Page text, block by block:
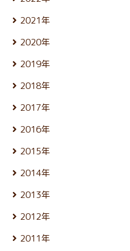
6月 (23)
4月 (25)
3月 (24)
2月 (21)
1月 (22)
8月 (25)
6月 (24)
4月 (25)
3月 (25)
2月 (23)
1月 (21)
11月 (24)
10月 (24)
8月 (26)
6月 (26)
4月 (24)
3月 (26)
2月 (23)
1月 (24)
11月 (24)
10月 (26)
8月 (26)
6月 (30)
4月 (25)
3月 (25)
2月 (22)
1月 (21)
2021年
11月 (24)
10月 (25)
8月 (25)
6月 (26)
4月 (25)
3月 (25)
2月 (21)
1月 (22)
2020年
11月 (23)
10月 (27)
8月 (26)
6月 (25)
4月 (24)
3月 (25)
2月 (23)
1月 (22)
2019年
11月 (24)
10月 (23)
8月 (26)
6月 (25)
4月 (24)
3月 (25)
2月 (23)
1月 (23)
2018年
11月 (25)
10月 (26)
8月 (26)
6月 (27)
4月 (25)
3月 (25)
2月 (23)
1月 (23)
2017年
11月 (25)
10月 (25)
8月 (26)
6月 (27)
4月 (23)
3月 (26)
2月 (23)
2016年
11月 (24)
10月 (24)
8月 (25)
6月 (27)
4月 (24)
2015年
11月 (25)
10月 (26)
8月 (26)
6月 (27)
2014年
11月 (25)
10月 (25)
8月 (25)
2013年
11月 (26)
10月 (28)
2012年
11月 (25)
2011年